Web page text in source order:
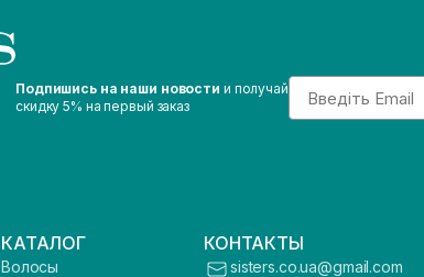
Подпишись на наши новости и получай
скидку 5% на первый заказ
Email
КАТАЛОГ
Волосы
КОНТАКТЫ
sisters.co.ua@gmail.com